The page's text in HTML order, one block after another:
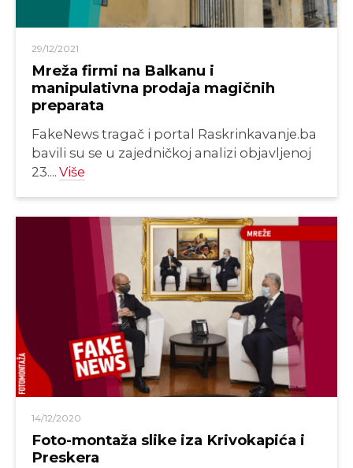
29/12/2021
Mreža firmi na Balkanu i
manipulativna prodaja magičnih
preparata
FakeNews tragač i portal Raskrinkavanje.ba
bavili su se u zajedničkoj analizi objavljenoj
23.... Više
14/12/2020
Foto-montaža slike iza Krivokapića i
Preskera